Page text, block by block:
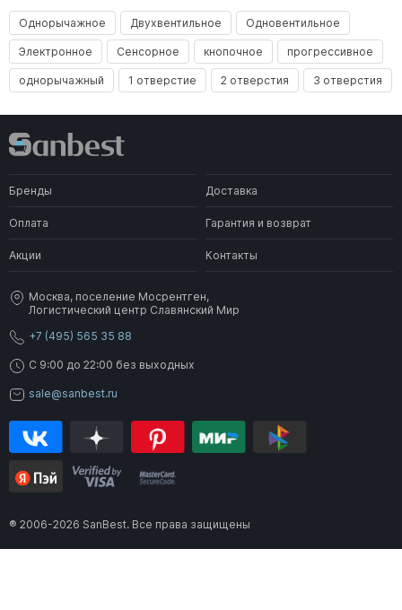
Однорычажное Двухвентильное Одновентильное
Электронное Сенсорное кнопочное прогрессивное
однорычажный 1 отверстие 2 отверстия 3 отверстия
Бренды Доставка
Оплата Гарантия и возврат
Акции Контакты
Москва, поселение Мосрентген,
Логистический центр Славянский Мир
+7 (495) 565 35 88
C 9:00 до 22:00 без выходных
sale@sanbest.ru
® 2006-2026 SanBest. Все права защищены